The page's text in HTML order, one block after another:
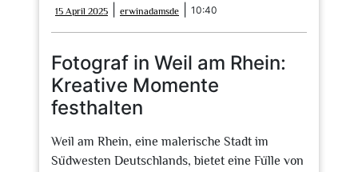
15 April 2025
April
2025
erwinadamsde erwinadamsde
10:40
Fotograf in Weil am Rhein:
Kreative Momente
festhalten
Weil am Rhein, eine malerische Stadt im
Südwesten Deutschlands, bietet eine Fülle von